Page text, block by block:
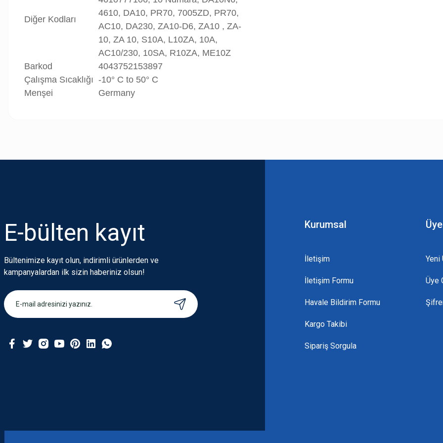
Diğer Kodları
4610, DA10, PR70, 7005ZD, PR70,
AC10, DA230, ZA10-D6, ZA10 , ZA-
10, ZA 10, S10A, L10ZA, 10A,
AC10/230, 10SA, R10ZA, ME10Z
Barkod
4043752153897
Çalışma Sıcaklığı -10° C to 50° C
Menşei
Germany
Bu ürüne ilk yorumu siz yapın!
Bu ürüne benzer farklı alternatifler olmalı.
Gönder
E-bülten kayıt
Bültenimize kayıt olun, indirimli ürünlerden ve
kampanyalardan ilk sizin haberiniz olsun!
Kurumsal
İletişim
İletişim Formu
Havale Bildirim Formu
Kargo Takibi
Sipariş Sorgula
Yeni
Üye